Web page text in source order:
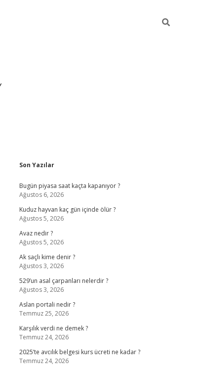
Sidebar
Son Yazılar
Bugün piyasa saat kaçta kapanıyor ?
Ağustos 6, 2026
Kuduz hayvan kaç gün içinde ölür ?
Ağustos 5, 2026
Avaz nedir ?
Ağustos 5, 2026
Ak saçlı kime denir ?
Ağustos 3, 2026
529’un asal çarpanları nelerdir ?
Ağustos 3, 2026
Aslan portali nedir ?
Temmuz 25, 2026
Karşılık verdi ne demek ?
Temmuz 24, 2026
2025’te avcılık belgesi kurs ücreti ne kadar ?
Temmuz 24, 2026